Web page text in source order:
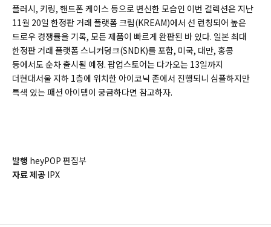
플러시, 키링, 핸드폰 케이스 등으로 변신한 모습인 이번 컬렉션은 지난
11월 20일 한정판 거래 플랫폼 크림(KREAM)에서 선 런칭되어 높은
드로우 경쟁률을 기록, 모든 제품이 빠르게 완판된 바 있다. 일본 최대
한정판 거래 플랫폼 스니커덩크(SNDK)를 포함, 미국, 대만, 홍콩
등에서도 순차 출시될 예정. 팝업스토어는 다가오는 13일까지
더현대서울 지하 1층에 위치한 아이코닉 존에서 진행되니 심플하지만
특색 있는 패션 아이템이 궁금하다면 참고하자.
발행 heyPOP 편집부
자료 제공 IPX